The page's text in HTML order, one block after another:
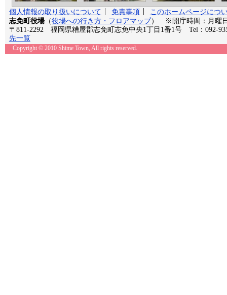
個人情報の取り扱いについて 免責事項
このホームページにつ
志免町役場（役場への行き方・フロアマップ） ※開庁時間：月曜日
〒811-2292 福岡県糟屋郡志免町志免中央1丁目1番1号 Tel：092-
先一覧
Copyright © 2010 Shime Town, All rights reserved.